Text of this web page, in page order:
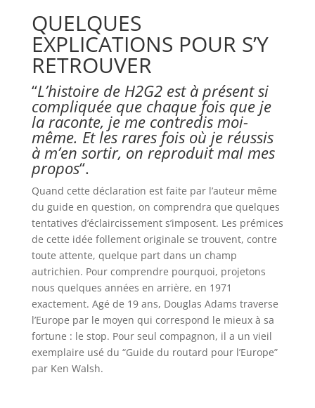
QUELQUES
EXPLICATIONS POUR S’Y
RETROUVER
“L’histoire de H2G2 est à présent si
compliquée que chaque fois que je
la raconte, je me contredis moi-
même. Et les rares fois où je réussis
à m’en sortir, on reproduit mal mes
propos“.
Quand cette déclaration est faite par l’auteur même
du guide en question, on comprendra que quelques
tentatives d’éclaircissement s’imposent. Les prémices
de cette idée follement originale se trouvent, contre
toute attente, quelque part dans un champ
autrichien. Pour comprendre pourquoi, projetons
nous quelques années en arrière, en 1971
exactement. Agé de 19 ans, Douglas Adams traverse
l’Europe par le moyen qui correspond le mieux à sa
fortune : le stop. Pour seul compagnon, il a un vieil
exemplaire usé du “Guide du routard pour l’Europe”
par Ken Walsh.